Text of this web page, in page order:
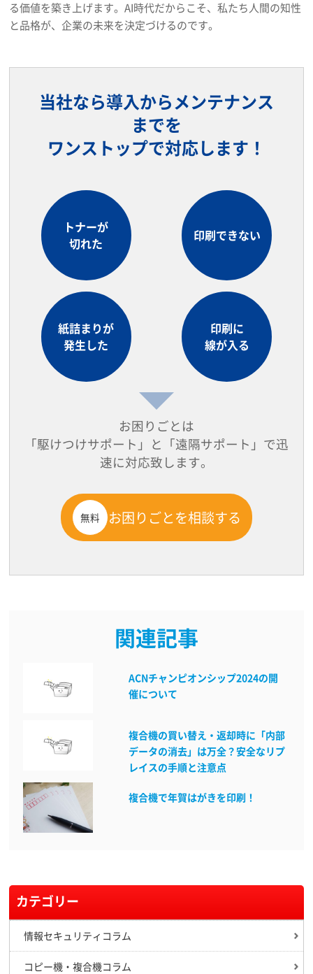
る価値を築き上げます。AI時代だからこそ、私たち人間の知性
と品格が、企業の未来を決定づけるのです。
当社なら導入からメンテナンス
までを
ワンストップで対応します！
トナーが
切れた
印刷できない
紙詰まりが
発生した
印刷に
線が入る
お困りごとは
「駆けつけサポート」と「遠隔サポート」で迅
速に対応致します。
無料 お困りごとを相談する
関連記事
ACNチャンピオンシップ2024の開
催について
複合機の買い替え・返却時に「内部
データの消去」は万全？安全なリプ
レイスの手順と注意点
複合機で年賀はがきを印刷！
カテゴリー
情報セキュリティコラム
コピー機・複合機コラム